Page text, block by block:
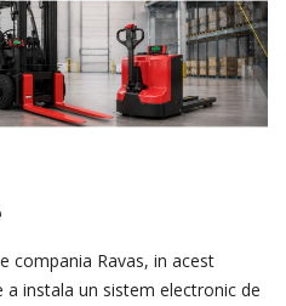
compania Ravas, in acest
instala un sistem electronic de